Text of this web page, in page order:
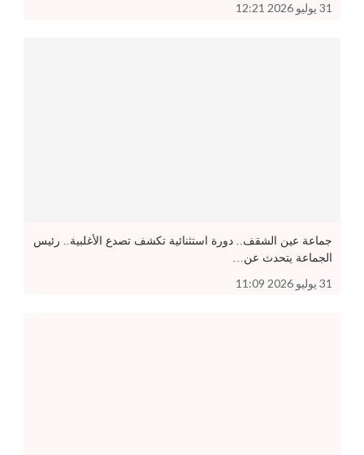
31 يوليو 2026 12:21
جماعة عين الشقف.. دورة استثنائية تكشف تصدع الأغلبية.. رئيس
الجماعة يتحدث عن…
31 يوليو 2026 11:09